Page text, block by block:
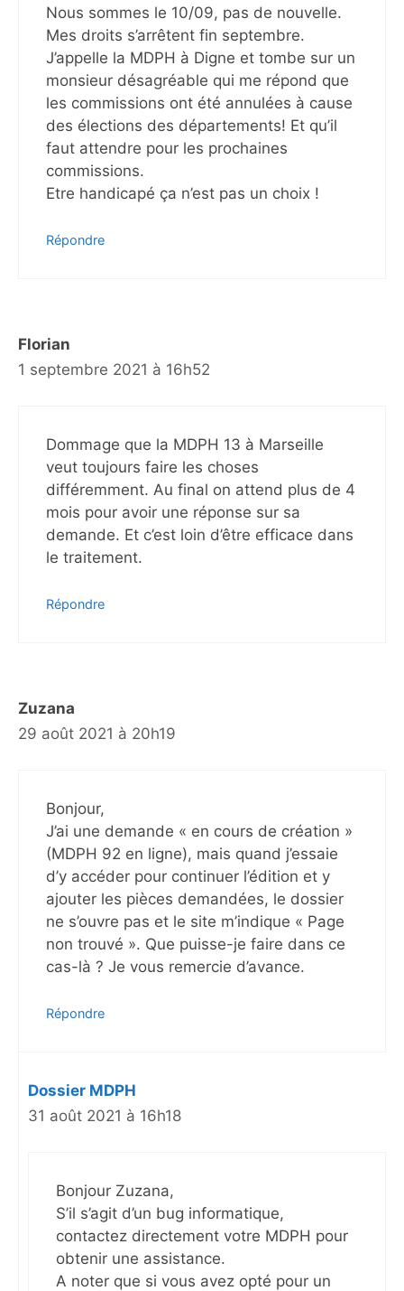
Nous sommes le 10/09, pas de nouvelle.
Mes droits s’arrêtent fin septembre.
J’appelle la MDPH à Digne et tombe sur un
monsieur désagréable qui me répond que
les commissions ont été annulées à cause
des élections des départements! Et qu’il
faut attendre pour les prochaines
commissions.
Etre handicapé ça n’est pas un choix !
Répondre
Florian
1 septembre 2021 à 16h52
Dommage que la MDPH 13 à Marseille
veut toujours faire les choses
différemment. Au final on attend plus de 4
mois pour avoir une réponse sur sa
demande. Et c’est loin d’être efficace dans
le traitement.
Répondre
Zuzana
29 août 2021 à 20h19
Bonjour,
J’ai une demande « en cours de création »
(MDPH 92 en ligne), mais quand j’essaie
d’y accéder pour continuer l’édition et y
ajouter les pièces demandées, le dossier
ne s’ouvre pas et le site m’indique « Page
non trouvé ». Que puisse-je faire dans ce
cas-là ? Je vous remercie d’avance.
Répondre
Dossier MDPH
31 août 2021 à 16h18
Bonjour Zuzana,
S’il s’agit d’un bug informatique,
contactez directement votre MDPH pour
obtenir une assistance.
A noter que si vous avez opté pour un